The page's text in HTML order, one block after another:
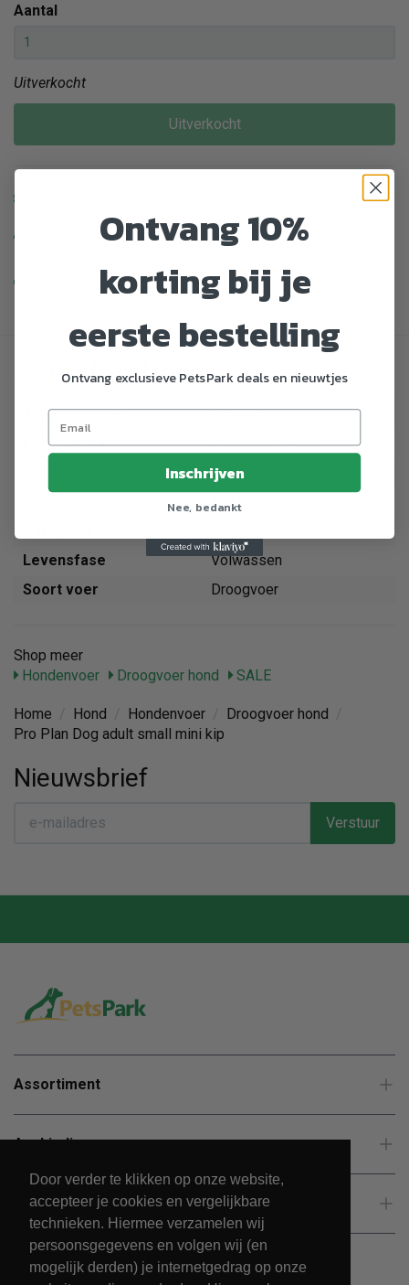
Door verder te klikken op onze website,
accepteer je cookies en vergelijkbare
technieken. Hiermee verzamelen wij
persoonsgegevens en volgen wij (en
mogelijk derden) je internetgedrag op onze
Aantal
Uitverkocht
Uitverkocht
Gratis Verzending vanaf € 39,-
Veilig en gemakkelijk betalen
Specificaties
Artikelnummer
704868
EAN nummer
7613035114920
Hond
Pro Plan
Levensfase
Volwassen
Soort voer
Droogvoer
Shop meer
Hondenvoer
Droogvoer hond SALE
Home Hond Hondenvoer Droogvoer hond
Pro Plan Dog adult small mini kip
Nieuwsbrief
Verstuur
Assortiment
Aanbiedingen
Klantenservice
Ontvang 10%
korting bij je
eerste bestelling
Ontvang exclusieve PetsPark deals en nieuwtjes
Inschrijven
Nee, bedankt